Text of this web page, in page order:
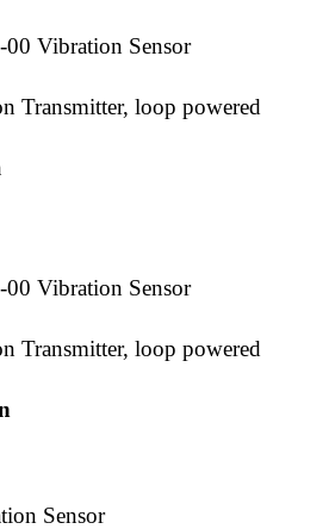
Vibration Sensor
Transmitter, loop powered
Vibration Sensor
Transmitter, loop powered
Sensor